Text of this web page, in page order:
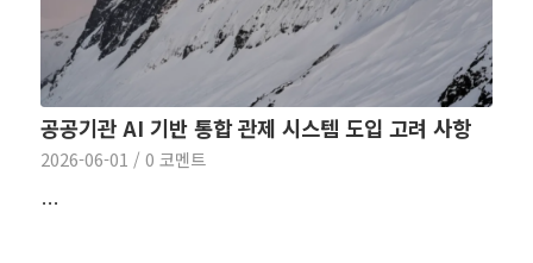
공공기관 AI 기반 통합 관제 시스템 도입 고려 사항
2026-06-01 / 0 코멘트
…